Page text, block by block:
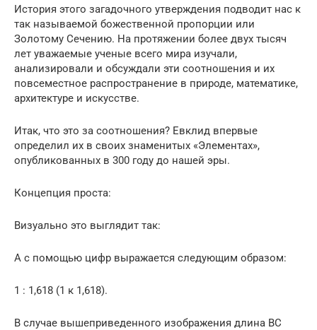
История этого загадочного утверждения подводит нас к
так называемой божественной пропорции или
Золотому Сечению. На протяжении более двух тысяч
лет уважаемые ученые всего мира изучали,
анализировали и обсуждали эти соотношения и их
повсеместное распространение в природе, математике,
архитектуре и искусстве.
Итак, что это за соотношения? Евклид впервые
определил их в своих знаменитых «Элементах»,
опубликованных в 300 году до нашей эры.
Концепция проста:
Визуально это выглядит так:
А с помощью цифр выражается следующим образом:
1 : 1,618 (1 к 1,618).
В случае вышеприведенного изображения длина BC